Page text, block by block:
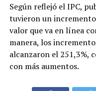
Según reflejó el IPC,
tuvieron un incremento
valor que va en línea
manera, los
alcanzaron el 251,3%,
con más aumentos.